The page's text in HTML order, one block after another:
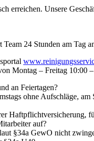
erreichen. Unsere
24 Stunden am Tag
Montag – Freitag 10:00
an Feiertagen?
ohne Aufschläge,
Haftpflichtversicherung,
auf?
§34a GewO nicht